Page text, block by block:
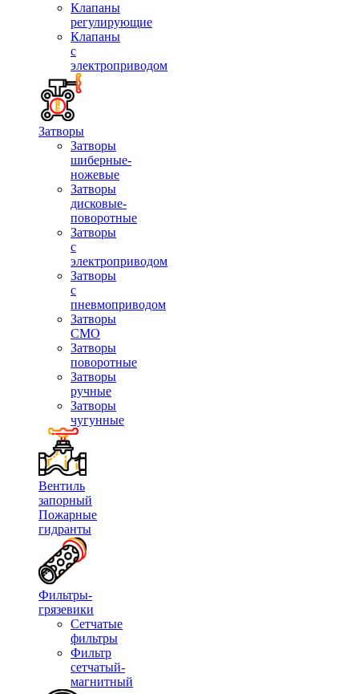
Клапаны
регулирующие
Клапаны
с
электроприводом
Затворы
Затворы
шиберные-
ножевые
Затворы
дисковые-
поворотные
Затворы
с
электроприводом
Затворы
с
пневмоприводом
Затворы
СМО
Затворы
поворотные
Затворы
ручные
Затворы
чугунные
Вентиль
запорный
Пожарные
гидранты
Фильтры-
грязевики
Сетчатые
фильтры
Фильтр
сетчатый-
магнитный